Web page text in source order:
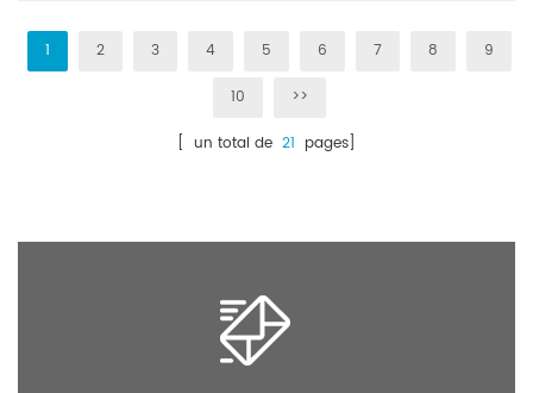
céréaliers comme le
1 2 3 4 5 6 7 8 9
10 >>
[ un total de 21 pages]